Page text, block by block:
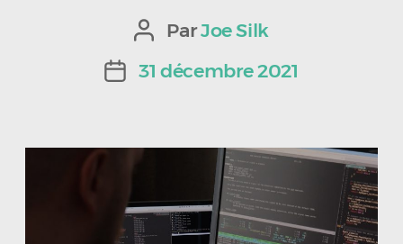
Auteur
de
ParJoe Silk
Date31 décembre 2021